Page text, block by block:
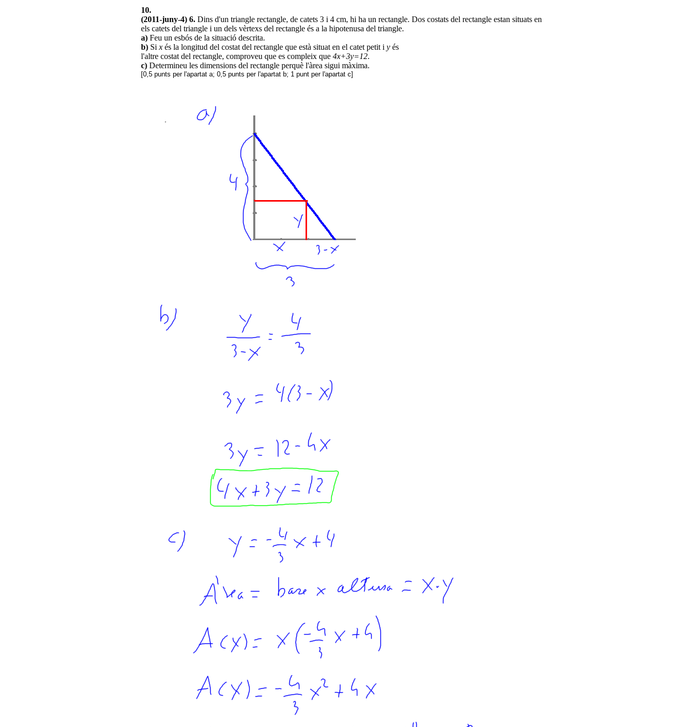
10.
(2011-juny-4) 6. Dins d'un triangle rectangle, de catets 3 i 4 cm, hi ha un rectangle. Dos costats del rectangle estan situats en
els catets del triangle i un dels vèrtexs del rectangle és a la hipotenusa del triangle.
a) Feu un esbós de la situació descrita.
b) Si x és la longitud del costat del rectangle que està situat en el catet petit i y és
l'altre costat del rectangle, comproveu que es compleix que 4x+3y=12.
c) Determineu les dimensions del rectangle perquè l'àrea sigui màxima.
[0,5 punts per l'apartat a; 0,5 punts per l'apartat b; 1 punt per l'apartat c]